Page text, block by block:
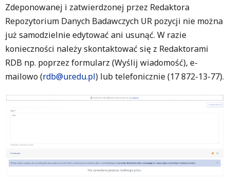
Zdeponowanej i zatwierdzonej przez Redaktora
Repozytorium Danych Badawczych UR pozycji nie można
już samodzielnie edytować ani usunąć. W razie
konieczności należy skontaktować się z Redaktorami
RDB np. poprzez formularz (Wyślij wiadomość), e-
mailowo (rdb@ur.edu.pl) lub telefonicznie (17 872-13-77).